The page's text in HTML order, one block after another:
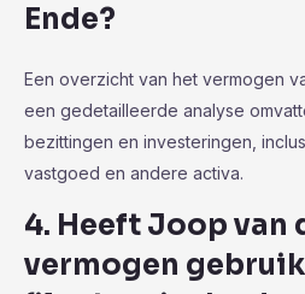
Ende?
Een overzicht van het vermogen
een gedetailleerde analyse
bezittingen en investeringen,
vastgoed en andere activa.
4. Heeft Joop van
vermogen